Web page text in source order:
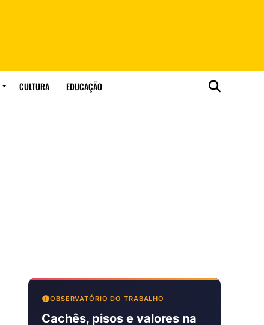
CULTURA EDUCAÇÃO
OBSERVATÓRIO DO TRABALHO
Cachês, pisos e valores na